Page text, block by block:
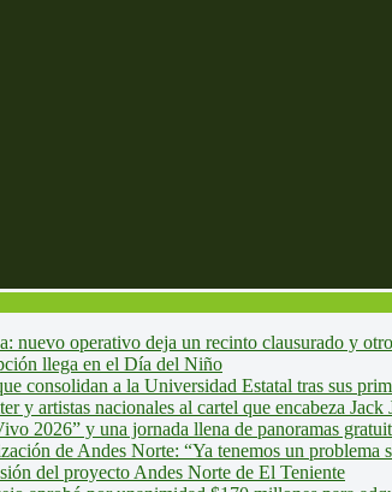
nuevo operativo deja un recinto clausurado y
llega en el Día del Niño
consolidan a la Universidad Estatal tras sus
y artistas nacionales al cartel que encabeza Jack
2026” y una jornada llena de panoramas
de Andes Norte: “Ya tenemos un problema
del proyecto Andes Norte de El Teniente